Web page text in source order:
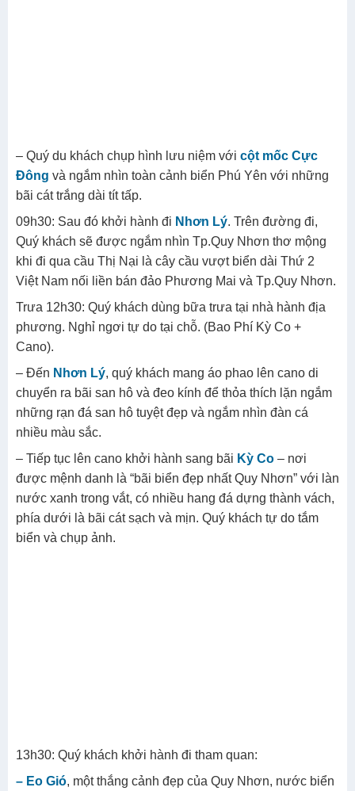
– Quý du khách chụp hình lưu niệm với cột mốc Cực
Đông và ngắm nhìn toàn cảnh biển Phú Yên với những
bãi cát trắng dài tít tấp.
09h30: Sau đó khởi hành đi Nhơn Lý. Trên đường đi,
Quý khách sẽ được ngắm nhìn Tp.Quy Nhơn thơ mộng
khi đi qua cầu Thị Nại là cây cầu vượt biển dài Thứ 2
Việt Nam nối liền bán đảo Phương Mai và Tp.Quy Nhơn.
Trưa 12h30: Quý khách dùng bữa trưa tại nhà hành địa
phương. Nghỉ ngơi tự do tại chỗ. (Bao Phí Kỳ Co +
Cano).
– Đến Nhơn Lý, quý khách mang áo phao lên cano di
chuyển ra bãi san hô và đeo kính để thỏa thích lặn ngắm
những rạn đá san hô tuyệt đẹp và ngắm nhìn đàn cá
nhiều màu sắc.
– Tiếp tục lên cano khởi hành sang bãi Kỳ Co – nơi
được mệnh danh là “bãi biển đẹp nhất Quy Nhơn” với làn
nước xanh trong vắt, có nhiều hang đá dựng thành vách,
phía dưới là bãi cát sạch và mịn. Quý khách tự do tắm
biển và chụp ảnh.
13h30: Quý khách khởi hành đi tham quan:
– Eo Gió, một thắng cảnh đẹp của Quy Nhơn, nước biển